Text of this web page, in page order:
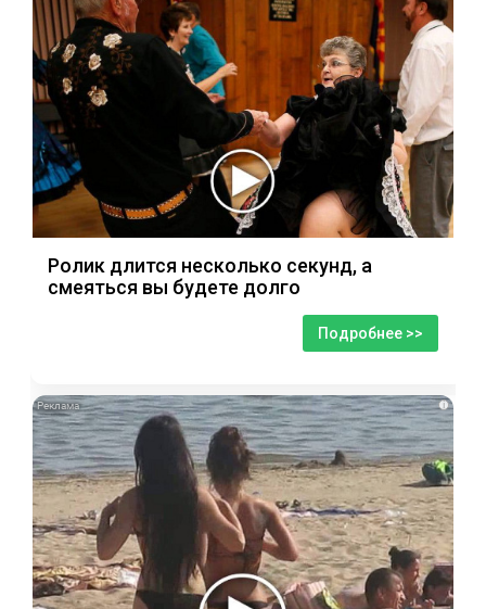
Ролик длится несколько секунд, а
смеяться вы будете долго
Подробнее >>
i